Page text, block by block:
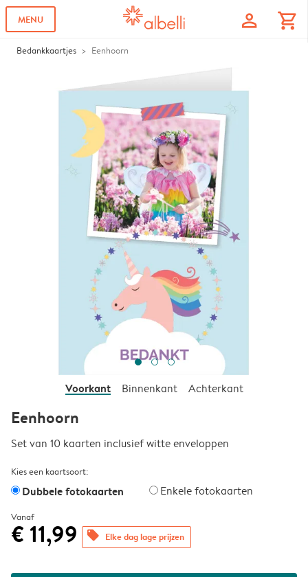
MENU profile shopping_cart
Bedankkaartjes Eenhoorn
Voorkant Binnenkant Achterkant
Eenhoorn
Set van 10 kaarten inclusief witte enveloppen
Kies een kaartsoort:
Dubbele fotokaarten Enkele fotokaarten
Vanaf
€ 11,99 offers Elke dag lage prijzen